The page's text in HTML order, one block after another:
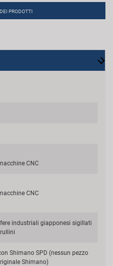
PRODOTTI
CNC
CNC
industriali giapponesi sigillati
Shimano SPD (nessun pezzo
Shimano)